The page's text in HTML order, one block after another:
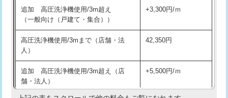
廃棄・処分
※給水管工事は20mmまでの価格です。
給水管工事※（支持金具設置) 5,500円
給水管工事※（保温材使用（バンド止
め込み）)
5,500円
給水管工事※（土の掘削・埋め戻し作
業)
11,000円
給水管工事※（塩ビ管（VP・HI）使
追加 高圧洗浄機使用/3m超え
（一般向け（戸建て・集合））
+3,300円/ｍ
高圧洗浄機使用/3mまで（店舗・法
人）
42,350円
追加 高圧洗浄機使用/3m超え（店
舗・法人）
+5,500円/ｍ